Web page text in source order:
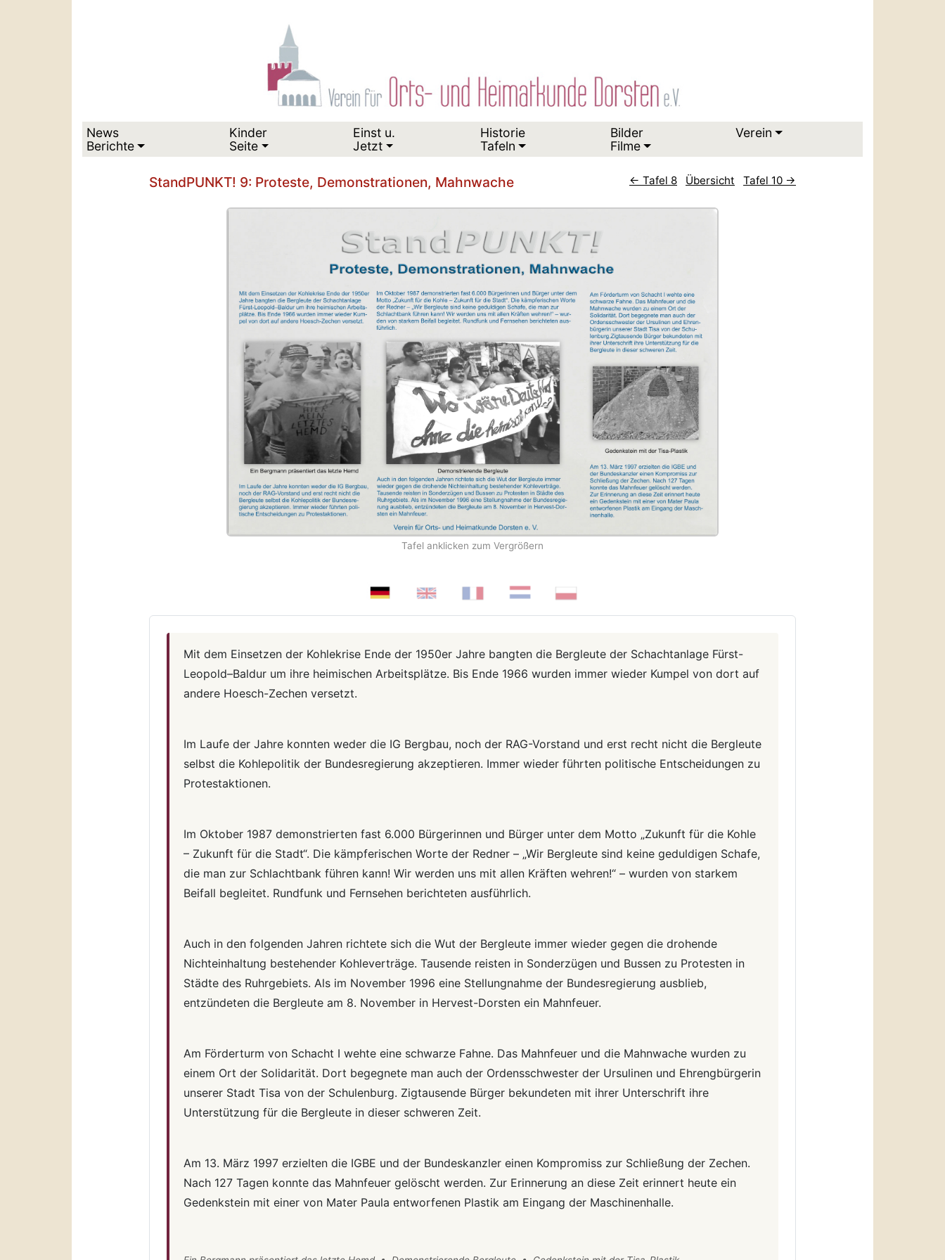
News
Berichte
Kinder
Seite
Einst u.
Jetzt
Historie
Tafeln
Bilder
Filme
Verein
StandPUNKT! 9: Proteste, Demonstrationen, Mahnwache ← Tafel 8 Übersicht Tafel 10 →
Tafel anklicken zum Vergrößern
Mit dem Einsetzen der Kohlekrise Ende der 1950er Jahre bangten die Bergleute der Schachtanlage Fürst-
Leopold–Baldur um ihre heimischen Arbeitsplätze. Bis Ende 1966 wurden immer wieder Kumpel von dort auf
andere Hoesch-Zechen versetzt.
Im Laufe der Jahre konnten weder die IG Bergbau, noch der RAG-Vorstand und erst recht nicht die Bergleute
selbst die Kohlepolitik der Bundesregierung akzeptieren. Immer wieder führten politische Entscheidungen zu
Protestaktionen.
Im Oktober 1987 demonstrierten fast 6.000 Bürgerinnen und Bürger unter dem Motto „Zukunft für die Kohle
– Zukunft für die Stadt“. Die kämpferischen Worte der Redner – „Wir Bergleute sind keine geduldigen Schafe,
die man zur Schlachtbank führen kann! Wir werden uns mit allen Kräften wehren!“ – wurden von starkem
Beifall begleitet. Rundfunk und Fernsehen berichteten ausführlich.
Auch in den folgenden Jahren richtete sich die Wut der Bergleute immer wieder gegen die drohende
Nichteinhaltung bestehender Kohleverträge. Tausende reisten in Sonderzügen und Bussen zu Protesten in
Städte des Ruhrgebiets. Als im November 1996 eine Stellungnahme der Bundesregierung ausblieb,
entzündeten die Bergleute am 8. November in Hervest-Dorsten ein Mahnfeuer.
Am Förderturm von Schacht I wehte eine schwarze Fahne. Das Mahnfeuer und die Mahnwache wurden zu
einem Ort der Solidarität. Dort begegnete man auch der Ordensschwester der Ursulinen und Ehrengbürgerin
unserer Stadt Tisa von der Schulenburg. Zigtausende Bürger bekundeten mit ihrer Unterschrift ihre
Unterstützung für die Bergleute in dieser schweren Zeit.
Am 13. März 1997 erzielten die IGBE und der Bundeskanzler einen Kompromiss zur Schließung der Zechen.
Nach 127 Tagen konnte das Mahnfeuer gelöscht werden. Zur Erinnerung an diese Zeit erinnert heute ein
Gedenkstein mit einer von Mater Paula entworfenen Plastik am Eingang der Maschinenhalle.